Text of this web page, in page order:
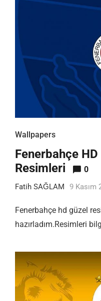
Wallpapers
Fenerbahçe
Resimleri
0
Fatih SAĞLAM 9 Kasım
Fenerbahçe hd güzel
hazırladım.Resimleri